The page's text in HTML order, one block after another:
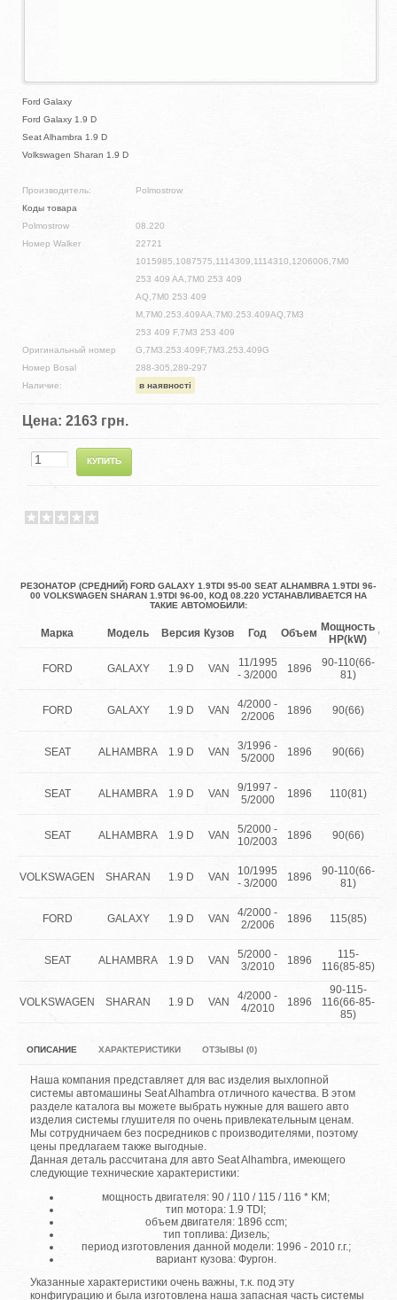
Ford Galaxy
Ford Galaxy 1.9 D
Seat Alhambra 1.9 D
Volkswagen Sharan 1.9 D
Производитель:
Polmostrow
Коды товара
Polmostrow
08.220
Номер Walker
22721
Оригинальный номер
1015985,1087575,1114309,1114310,1206006,7M0
253 409 AA,7M0 253 409
AQ,7M0 253 409
M,7M0.253.409AA,7M0.253.409AQ,7M3
253 409 F,7M3 253 409
G,7M3.253.409F,7M3.253.409G
Номер Bosal
288-305,289-297
Наличие:
в наявності
Цена:2163 грн.
РЕЗОНАТОР (СРЕДНИЙ) FORD GALAXY 1.9TDI 95-00 SEAT ALHAMBRA 1.9TDI 96-
00 VOLKSWAGEN SHARAN 1.9TDI 96-00, КОД 08.220 УСТАНАВЛИВАЕТСЯ НА
ТАКИЕ АВТОМОБИЛИ:
Марка Модель Версия Кузов Год Объем Мощность
HP(kW)
FORD GALAXY 1.9 D VAN
11/1995
- 3/2000
1896
90-110(66-
81)
FORD GALAXY 1.9 D VAN
4/2000 -
2/2006
1896 90(66)
SEAT ALHAMBRA 1.9 D VAN
3/1996 -
5/2000
1896 90(66)
SEAT ALHAMBRA 1.9 D VAN
9/1997 -
5/2000
1896 110(81)
SEAT ALHAMBRA 1.9 D VAN
5/2000 -
10/2003
1896 90(66)
VOLKSWAGEN SHARAN 1.9 D VAN
10/1995
- 3/2000
1896
90-110(66-
81)
FORD GALAXY 1.9 D VAN
4/2000 -
2/2006
1896 115(85)
SEAT ALHAMBRA 1.9 D VAN
5/2000 -
3/2010
1896
115-
116(85-85)
VOLKSWAGEN SHARAN 1.9 D VAN
4/2000 -
4/2010
1896
90-115-
116(66-85-
85)
ОПИСАНИЕ ХАРАКТЕРИСТИКИ ОТЗЫВЫ (0)
Наша компания представляет для вас изделия выхлопной
системы автомашины Seat Alhambra отличного качества. В этом
разделе каталога вы можете выбрать нужные для вашего авто
изделия системы глушителя по очень привлекательным ценам.
Мы сотрудничаем без посредников с производителями, поэтому
цены предлагаем также выгодные.
Данная деталь рассчитана для авто Seat Alhambra, имеющего
следующие технические характеристики:
мощность двигателя: 90 / 110 / 115 / 116 * KM;
тип мотора: 1.9 TDI;
объем двигателя: 1896 ccm;
тип топлива: Дизель;
период изготовления данной модели: 1996 - 2010 г.г.;
вариант кузова: Фургон.
Указанные характеристики очень важны, т.к. под эту
конфигурацию и была изготовлена наша запасная часть системы